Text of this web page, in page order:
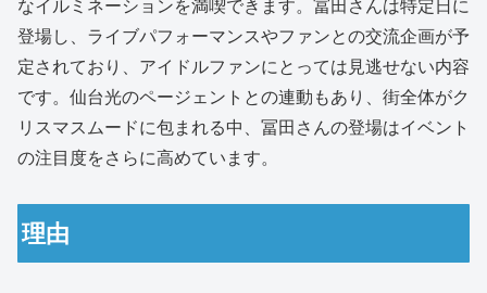
なイルミネーションを満喫できます。冨田さんは特定日に
登場し、ライブパフォーマンスやファンとの交流企画が予
定されており、アイドルファンにとっては見逃せない内容
です。仙台光のページェントとの連動もあり、街全体がク
リスマスムードに包まれる中、冨田さんの登場はイベント
の注目度をさらに高めています。
理由